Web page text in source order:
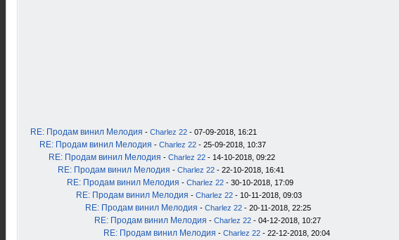
RE: Продам винил Мелодия - Charlez 22 - 07-09-2018, 16:21
RE: Продам винил Мелодия - Charlez 22 - 25-09-2018, 10:37
RE: Продам винил Мелодия - Charlez 22 - 14-10-2018, 09:22
RE: Продам винил Мелодия - Charlez 22 - 22-10-2018, 16:41
RE: Продам винил Мелодия - Charlez 22 - 30-10-2018, 17:09
RE: Продам винил Мелодия - Charlez 22 - 10-11-2018, 09:03
RE: Продам винил Мелодия - Charlez 22 - 20-11-2018, 22:25
RE: Продам винил Мелодия - Charlez 22 - 04-12-2018, 10:27
RE: Продам винил Мелодия - Charlez 22 - 22-12-2018, 20:04